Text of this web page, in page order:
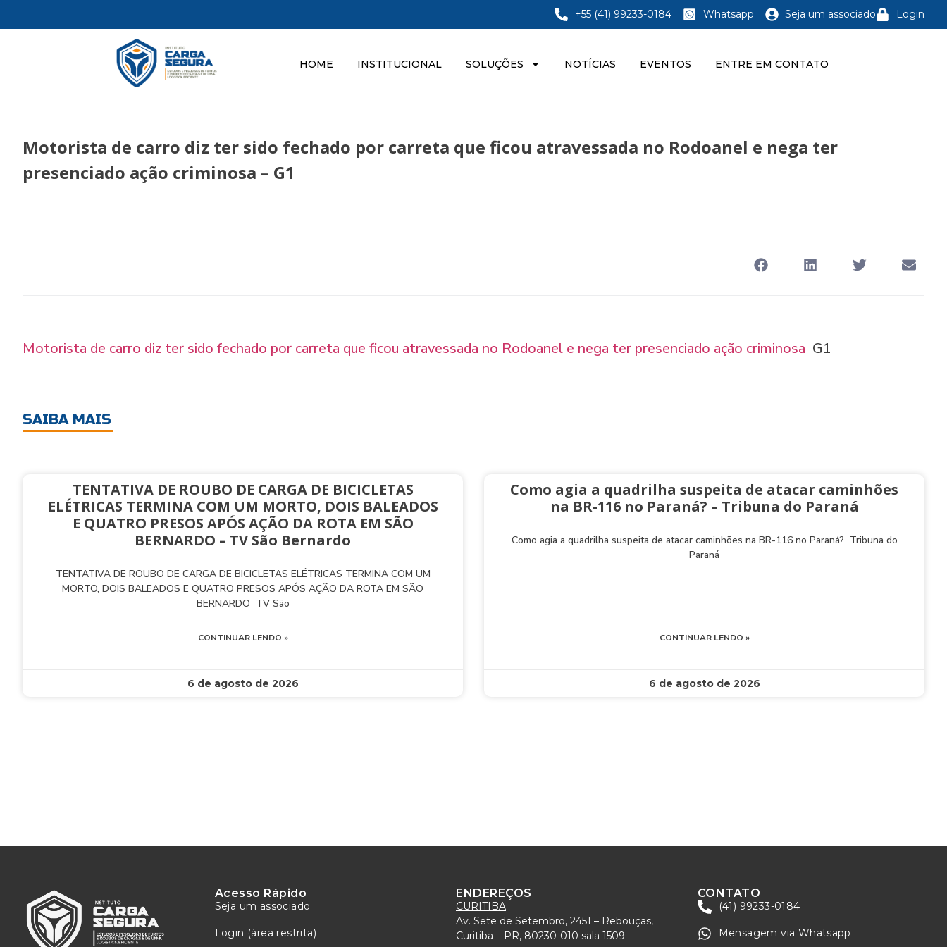
+55 (41) 99233-0184 Whatsapp Seja um associado Login
HOME INSTITUCIONAL SOLUÇÕES NOTÍCIAS EVENTOS ENTRE EM CONTATO
Motorista de carro diz ter sido fechado por carreta que ficou atravessada no Rodoanel e nega ter
presenciado ação criminosa – G1
Motorista de carro diz ter sido fechado por carreta que ficou atravessada no Rodoanel e nega ter presenciado ação criminosa G1
SAIBA MAIS
TENTATIVA DE ROUBO DE CARGA DE BICICLETAS
ELÉTRICAS TERMINA COM UM MORTO, DOIS BALEADOS
E QUATRO PRESOS APÓS AÇÃO DA ROTA EM SÃO
BERNARDO – TV São Bernardo
TENTATIVA DE ROUBO DE CARGA DE BICICLETAS ELÉTRICAS TERMINA COM UM
MORTO, DOIS BALEADOS E QUATRO PRESOS APÓS AÇÃO DA ROTA EM SÃO
BERNARDO TV São
CONTINUAR LENDO »
6 de agosto de 2026
Como agia a quadrilha suspeita de atacar caminhões
na BR-116 no Paraná? – Tribuna do Paraná
Como agia a quadrilha suspeita de atacar caminhões na BR-116 no Paraná? Tribuna do
Paraná
CONTINUAR LENDO »
6 de agosto de 2026
Acesso Rápido
Seja um associado
Login (área restrita)
ENDEREÇOS
CURITIBA
Av. Sete de Setembro, 2451 – Rebouças,
Curitiba – PR, 80230-010 sala 1509
CONTATO
(41) 99233-0184
Mensagem via Whatsapp